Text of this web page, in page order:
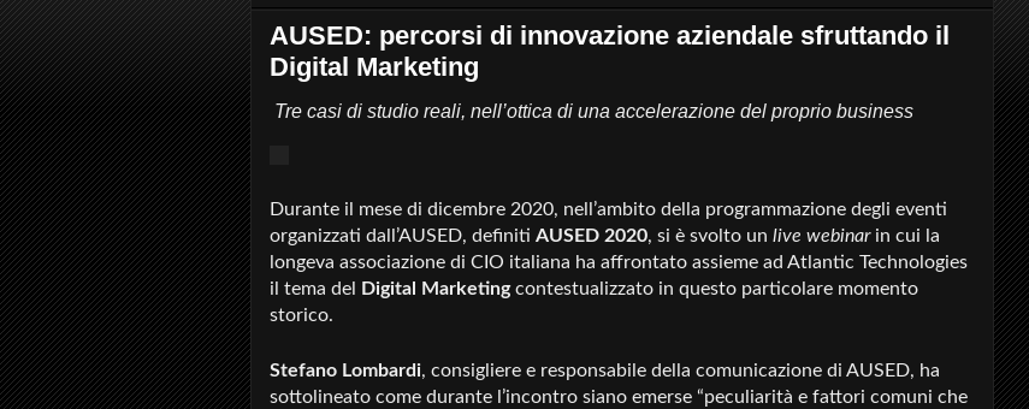
AUSED: percorsi di innovazione aziendale sfruttando il
Digital Marketing
Tre casi di studio reali, nell’ottica di una accelerazione del proprio business
Durante il mese di dicembre 2020, nell’ambito della programmazione degli eventi
organizzati dall’AUSED, definiti AUSED 2020, si è svolto un live webinarin cui la
longeva associazione di CIO italiana ha affrontato assieme ad Atlantic Technologies
il tema del
Digital Marketingcontestualizzato in questo particolare momento
storico.
Stefano Lombardi, consigliere e responsabile della comunicazione di AUSED, ha
sottolineato come durante l’incontro siano emerse “peculiarità e fattori comuni che